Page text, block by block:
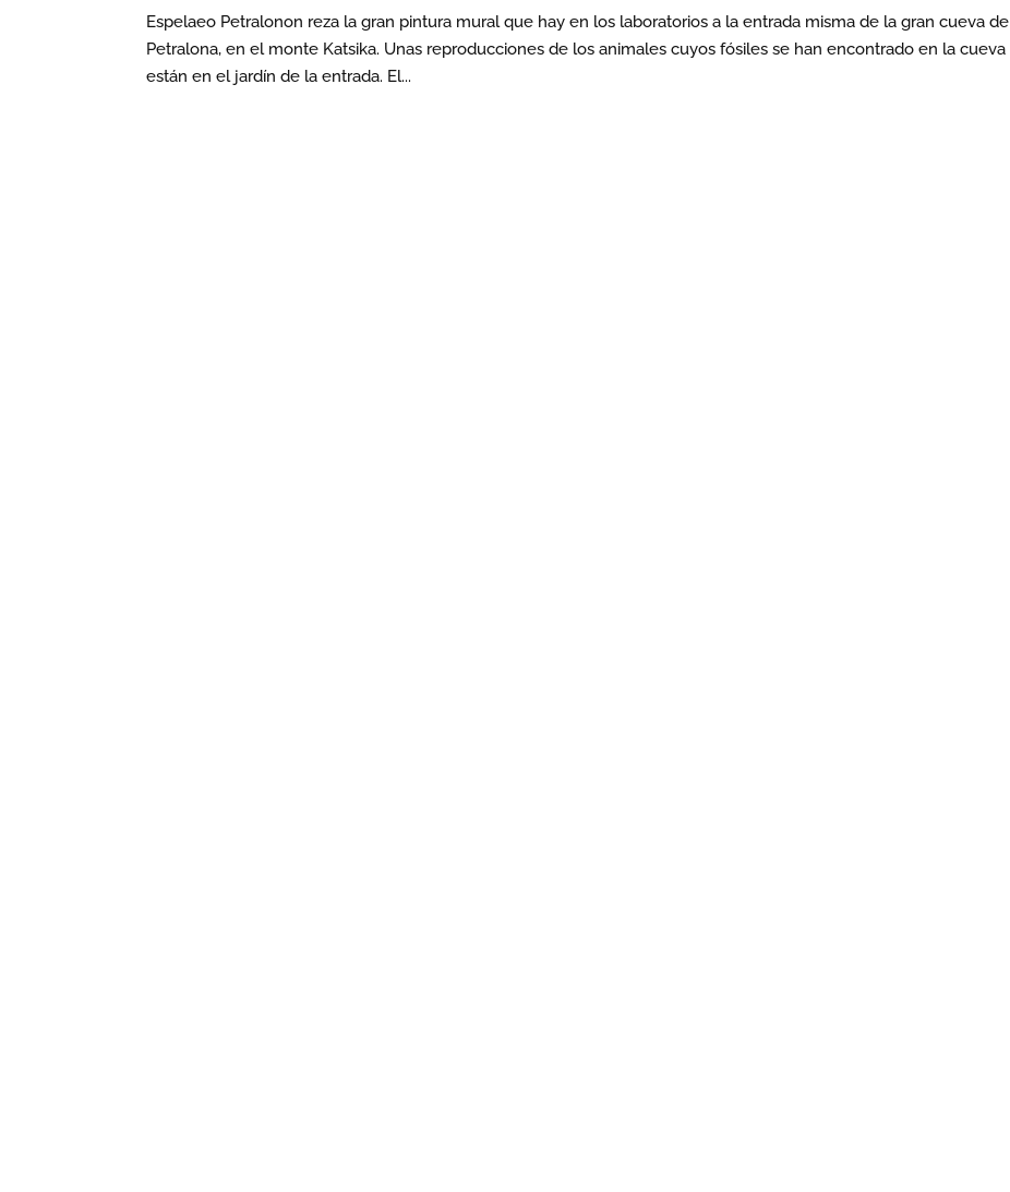
Espelaeo Petralonon reza la gran pintura mural que hay en los laboratorios a la entrada misma de la gran cueva de
Petralona, en el monte Katsika. Unas reproducciones de los animales cuyos fósiles se han encontrado en la cueva
están en el jardín de la entrada. El...